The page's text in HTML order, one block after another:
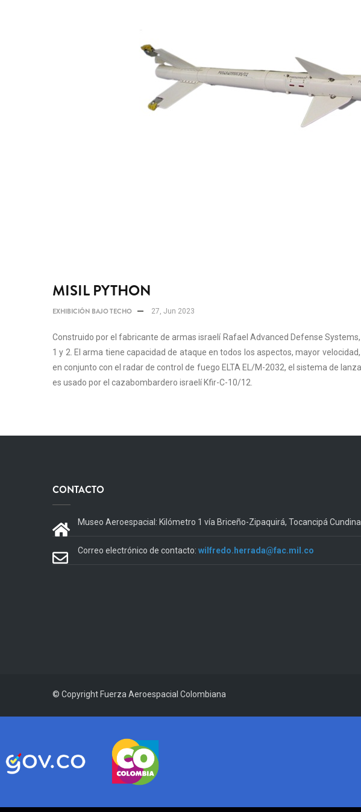
MISIL PYTHON
EXHIBICIÓN BAJO TECHO 27, Jun 2023
Construido por el fabricante de armas israelí Rafael Advanced Defense
1 y 2. El arma tiene capacidad de ataque en todos los aspectos, mayor
en conjunto con el radar de control de fuego ELTA EL/M-2032, el sistema de
es usado por el cazabombardero israelí Kfir-C-10/12.
CONTACTO
Museo Aeroespacial: Kilómetro 1 vía Briceño-Zipaquirá, Tocancipá
Correo electrónico de contacto: wilfredo.herrada@fac.mil.co
© Copyright Fuerza Aeroespacial Colombiana